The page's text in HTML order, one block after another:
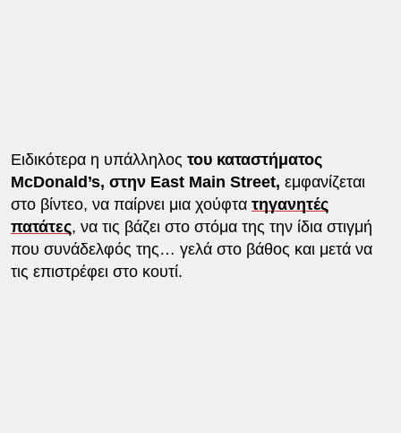
Ειδικότερα η υπάλληλος του καταστήματος
McDonald’s, στην East Main Street, εμφανίζεται
στο βίντεο, να παίρνει μια χούφτα τηγανητές
πατάτες, να τις βάζει στο στόμα της την ίδια στιγμή
που συνάδελφός της… γελά στο βάθος και μετά να
τις επιστρέφει στο κουτί.